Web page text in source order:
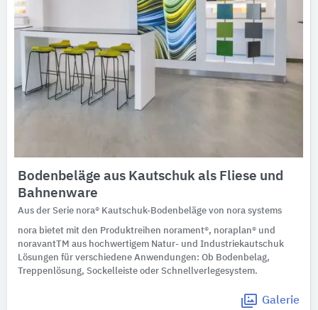
Bodenbeläge aus Kautschuk als Fliese und
Bahnenware
Aus der Serie nora® Kautschuk-Bodenbeläge von nora systems
nora bietet mit den Produktreihen norament®, noraplan® und
noravantTM aus hochwertigem Natur- und Industriekautschuk
Lösungen für verschiedene Anwendungen: Ob Bodenbelag,
Treppenlösung, Sockelleiste oder Schnellverlegesystem.
Galerie